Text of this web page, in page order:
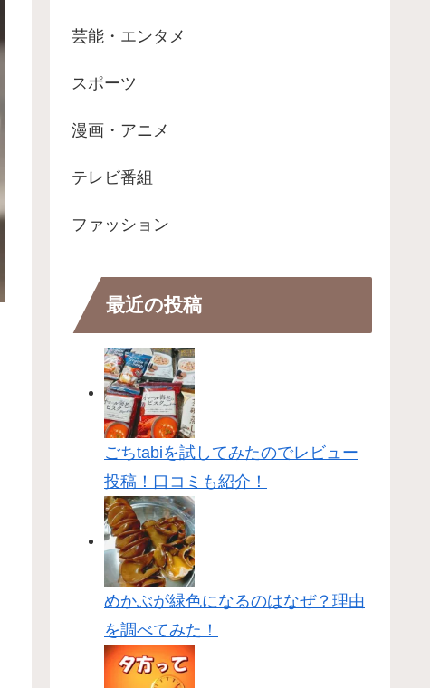
芸能・エンタメ
スポーツ
漫画・アニメ
テレビ番組
ファッション
最近の投稿
ごちtabiを試してみたのでレビュー
投稿！口コミも紹介！
めかぶが緑色になるのはなぜ？理由
を調べてみた！